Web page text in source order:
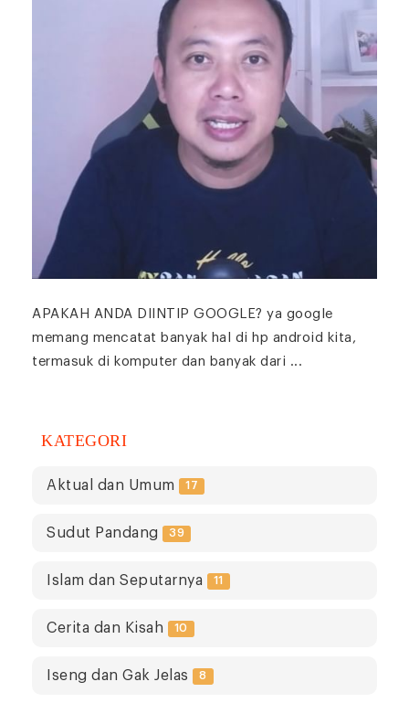
APAKAH ANDA DIINTIP GOOGLE? ya google
memang mencatat banyak hal di hp android kita,
termasuk di komputer dan banyak dari ...
KATEGORI
Aktual dan Umum 17
Sudut Pandang 39
Islam dan Seputarnya 11
Cerita dan Kisah 10
Iseng dan Gak Jelas 8